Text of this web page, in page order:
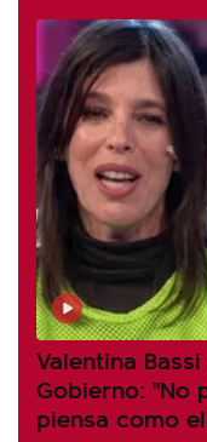
Valentina
Gobierno: "No
piensa como